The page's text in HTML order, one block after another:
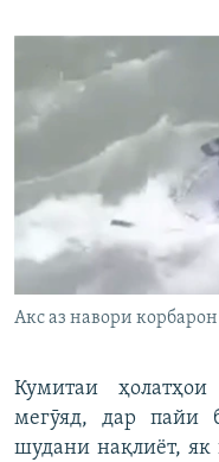
Акс аз навори корбарон
Кумитаи ҳолатҳои
мегӯяд, дар пайи
шудани нақлиёт,